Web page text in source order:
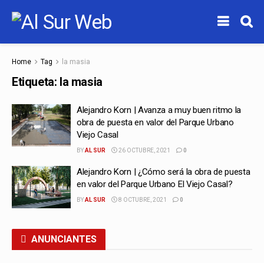
Home Tag la masia
Etiqueta: la masia
Alejandro Korn | Avanza a muy buen ritmo la
obra de puesta en valor del Parque Urbano
Viejo Casal
BYAL SUR 26 OCTUBRE, 2021 0
Alejandro Korn | ¿Cómo será la obra de puesta
en valor del Parque Urbano El Viejo Casal?
BYAL SUR 8 OCTUBRE, 2021 0
ANUNCIANTES